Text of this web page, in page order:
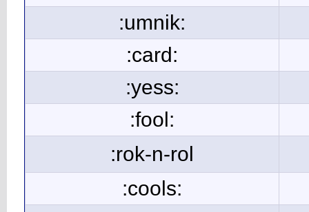
:umnik:
:card:
:yess:
:fool:
:rok-n-rol
:cools: